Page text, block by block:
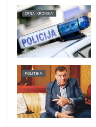
CRNA KRONIKA
POLITIKA